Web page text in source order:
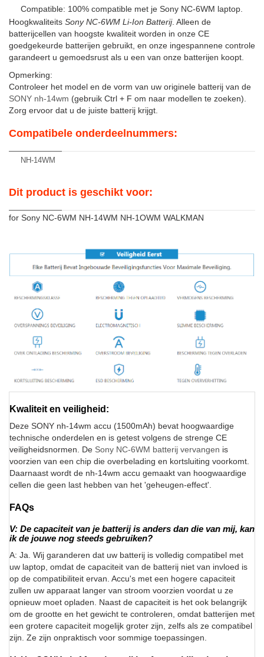
Compatible: 100% compatible met je Sony NC-6WM laptop.
Hoogkwaliteits Sony NC-6WM Li-Ion Batterij. Alleen de
batterijcellen van hoogste kwaliteit worden in onze CE
goedgekeurde batterijen gebruikt, en onze ingespannene controle
garandeert u gemoedsrust als u een van onze batterijen koopt.
Opmerking:
Controleer het model en de vorm van uw originele batterij van de
SONY nh-14wm (gebruik Ctrl + F om naar modellen te zoeken).
Zorg ervoor dat u de juiste batterij krijgt.
Compatibele onderdeelnummers:
NH-14WM
Dit product is geschikt voor:
for Sony NC-6WM NH-14WM NH-1OWM WALKMAN
Kwaliteit en veiligheid:
Deze SONY nh-14wm accu (1500mAh) bevat hoogwaardige
technische onderdelen en is getest volgens de strenge CE
veiligheidsnormen. De Sony NC-6WM batterij vervangen is
voorzien van een chip die overbelading en kortsluiting voorkomt.
Daarnaast wordt de nh-14wm accu gemaakt van hoogwaardige
cellen die geen last hebben van het 'geheugen-effect'.
FAQs
V: De capaciteit van je batterij is anders dan die van mij, kan
ik de jouwe nog steeds gebruiken?
A: Ja. Wij garanderen dat uw batterij is volledig compatibel met
uw laptop, omdat de capaciteit van de batterij niet van invloed is
op de compatibiliteit ervan. Accu's met een hogere capaciteit
zullen uw apparaat langer van stroom voorzien voordat u ze
opnieuw moet opladen. Naast de capaciteit is het ook belangrijk
om de grootte en het gewicht te controleren, omdat batterijen met
een grotere capaciteit mogelijk groter zijn, zelfs als ze compatibel
zijn. Ze zijn onpraktisch voor sommige toepassingen.